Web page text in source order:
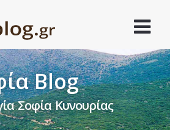
Blog
Σοφία Κυνουρίας